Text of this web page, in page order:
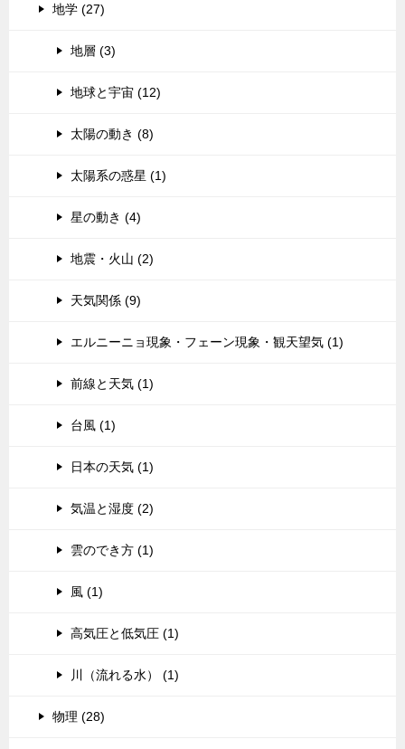
地学 (27)
地層 (3)
地球と宇宙 (12)
太陽の動き (8)
太陽系の惑星 (1)
星の動き (4)
地震・火山 (2)
天気関係 (9)
エルニーニョ現象・フェーン現象・観天望気 (1)
前線と天気 (1)
台風 (1)
日本の天気 (1)
気温と湿度 (2)
雲のでき方 (1)
風 (1)
高気圧と低気圧 (1)
川（流れる水） (1)
物理 (28)